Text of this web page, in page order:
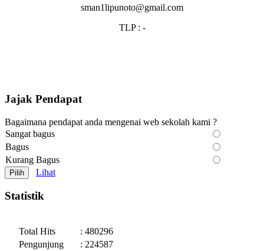
sman1lipunoto@gmail.com
TLP : -
Jajak Pendapat
Bagaimana pendapat anda mengenai web sekolah kami ?
Sangat bagus
Bagus
Kurang Bagus
Lihat
Statistik
Total Hits
: 480296
Pengunjung
: 224587